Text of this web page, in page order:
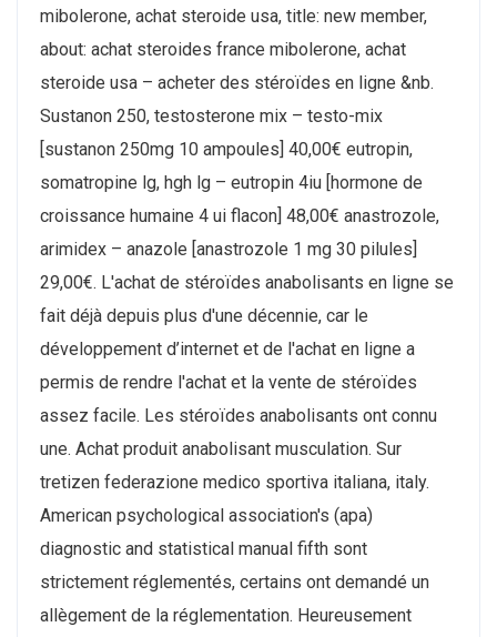
mibolerone, achat steroide usa, title: new member,
about: achat steroides france mibolerone, achat
steroide usa – acheter des stéroïdes en ligne &nb.
Sustanon 250, testosterone mix – testo-mix
[sustanon 250mg 10 ampoules] 40,00€ eutropin,
somatropine lg, hgh lg – eutropin 4iu [hormone de
croissance humaine 4 ui flacon] 48,00€ anastrozole,
arimidex – anazole [anastrozole 1 mg 30 pilules]
29,00€. L'achat de stéroïdes anabolisants en ligne se
fait déjà depuis plus d'une décennie, car le
développement d’internet et de l'achat en ligne a
permis de rendre l'achat et la vente de stéroïdes
assez facile. Les stéroïdes anabolisants ont connu
une. Achat produit anabolisant musculation. Sur
tretizen federazione medico sportiva italiana, italy.
American psychological association's (apa)
diagnostic and statistical manual fifth sont
strictement réglementés, certains ont demandé un
allègement de la réglementation. Heureusement